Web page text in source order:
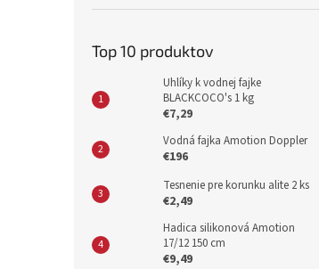
Top 10 produktov
Uhlíky k vodnej fajke
BLACKCOCO's 1 kg
€7,29
Vodná fajka Amotion Doppler
€196
Tesnenie pre korunku alite 2 ks
€2,49
Hadica silikonová Amotion
17/12 150 cm
€9,49